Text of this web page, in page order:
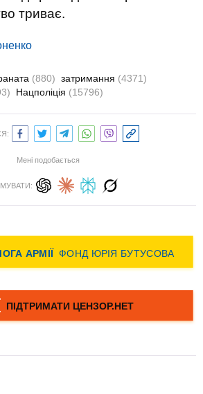
триває.
(880) затримання (4371)
Нацполіція (15796)
Мені подобається